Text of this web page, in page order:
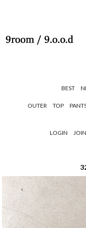
BEST
OUTER TOP
LOGIN JOIN